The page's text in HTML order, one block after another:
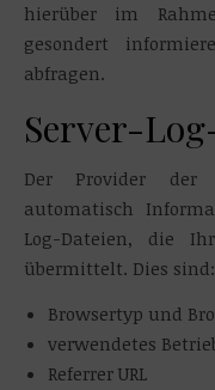
hierüber im
gesondert
abfragen.
Server-
Der Provider der
automatisch
Log-Dateien, die
übermittelt. Dies sind:
Browsertyp und
verwendetes
Referrer URL